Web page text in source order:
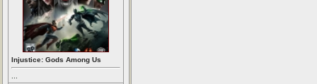
Injustice: Gods Among Us